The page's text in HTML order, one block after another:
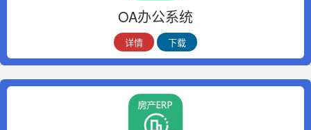
OA办公系统
详情 下载